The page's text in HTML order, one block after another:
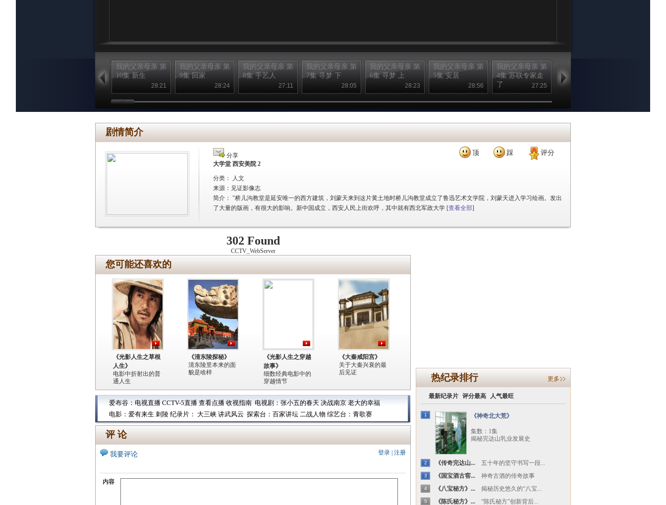
我的父亲母亲 第
10集 新生
28:21
我的父亲母亲 第
9集 回家
28:24
我的父亲母亲 第
8集 手艺人
27:11
我的父亲母亲 第
7集 寻梦 下
28:05
我的父亲母亲 第
6集 寻梦 上
28:23
我的父亲母亲 第
5集 安居
28:56
我的父亲母亲 第
4集 苏联专家走
了
27:25
3集 留住手艺
剧情简介
顶 踩 评分
分享
大学堂 西安美院 2
分类： 人文
来源： 见证影像志
简介： "桥儿沟教堂是延安唯一的西方建筑，刘蒙天来到这片黄土地时桥儿沟教堂成立了鲁迅艺术文学院，刘蒙天进入学习绘画。发出
了大量的版画，有很大的影响。新中国成立，西安人民上街欢呼，其中就有西北军政大学 [查看全部]
302 Found
CCTV_WebServer
您可能还喜欢的
《光影人生之草根
人生》
电影中折射出的普
通人生
《清东陵探秘》
清东陵里本来的面
貌是啥样
《光影人生之穿越
故事》
细数经典电影中的
穿越情节
《大秦咸阳宫》
关于大秦兴衰的最
后见证
爱布谷： 电视直播 CCTV-5直播 查看点播 收视指南 电视剧： 张小五的春天 决战南京 老大的幸福
电影： 爱有来生 刺陵 纪录片： 大三峡 讲武风云 探索台： 百家讲坛 二战人物 综艺台： 青歌赛
评 论
登录 注册
我要评论
内容
热纪录排行 更多
最新纪录片 评分最高 人气最旺
1 《神奇北大荒》
集数：1集
揭秘完达山乳业发展史
2 《传奇完达山... 五十年的坚守书写一段...
3 《国宝酒古窖... 神奇古酒的传奇故事
4 《八宝秘方》... 揭秘历史悠久的“八宝...
5 《陈氏秘方》... “陈氏秘方”创新背后...